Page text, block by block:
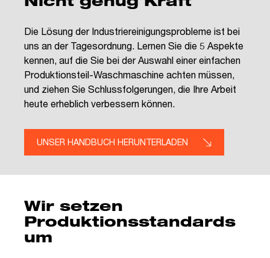
Nicht genug Kraft
Die Lösung der Industriereinigungsprobleme ist bei
uns an der Tagesordnung. Lernen Sie die 5 Aspekte
kennen, auf die Sie bei der Auswahl einer einfachen
Produktionsteil-Waschmaschine achten müssen,
und ziehen Sie Schlussfolgerungen, die Ihre Arbeit
heute erheblich verbessern können.
UNSER HANDBUCH HERUNTERLADEN
Wir setzen
Produktionsstandards
um